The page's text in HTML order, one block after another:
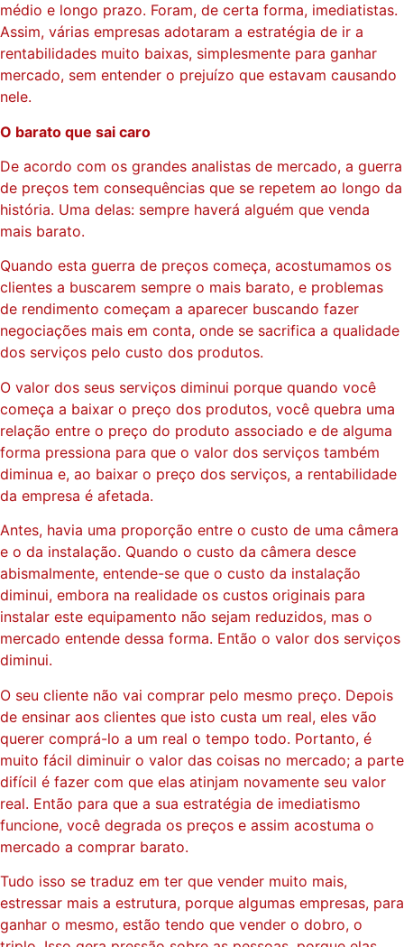
médio e longo prazo. Foram, de certa forma, imediatistas.
Assim, várias empresas adotaram a estratégia de ir a
rentabilidades muito baixas, simplesmente para ganhar
mercado, sem entender o prejuízo que estavam causando
nele.
O barato que sai caro
De acordo com os grandes analistas de mercado, a guerra
de preços tem consequências que se repetem ao longo da
história. Uma delas: sempre haverá alguém que venda
mais barato.
Quando esta guerra de preços começa, acostumamos os
clientes a buscarem sempre o mais barato, e problemas
de rendimento começam a aparecer buscando fazer
negociações mais em conta, onde se sacrifica a qualidade
dos serviços pelo custo dos produtos.
O valor dos seus serviços diminui porque quando você
começa a baixar o preço dos produtos, você quebra uma
relação entre o preço do produto associado e de alguma
forma pressiona para que o valor dos serviços também
diminua e, ao baixar o preço dos serviços, a rentabilidade
da empresa é afetada.
Antes, havia uma proporção entre o custo de uma câmera
e o da instalação. Quando o custo da câmera desce
abismalmente, entende-se que o custo da instalação
diminui, embora na realidade os custos originais para
instalar este equipamento não sejam reduzidos, mas o
mercado entende dessa forma. Então o valor dos serviços
diminui.
O seu cliente não vai comprar pelo mesmo preço. Depois
de ensinar aos clientes que isto custa um real, eles vão
querer comprá-lo a um real o tempo todo. Portanto, é
muito fácil diminuir o valor das coisas no mercado; a parte
difícil é fazer com que elas atinjam novamente seu valor
real. Então para que a sua estratégia de imediatismo
funcione, você degrada os preços e assim acostuma o
mercado a comprar barato.
Tudo isso se traduz em ter que vender muito mais,
estressar mais a estrutura, porque algumas empresas, para
ganhar o mesmo, estão tendo que vender o dobro, o